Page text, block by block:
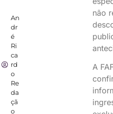
An
dr
é
Ri
ca
rd
o
Re
da
çã
o
não
A